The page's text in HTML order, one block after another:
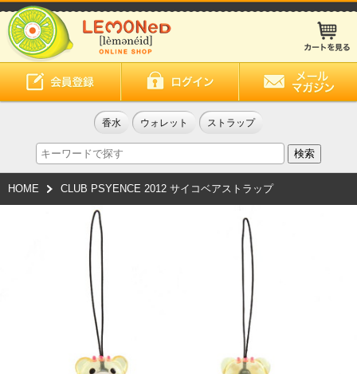
香水 ウォレット ストラップ
HOME CLUB PSYENCE 2012 サイコベアストラップ